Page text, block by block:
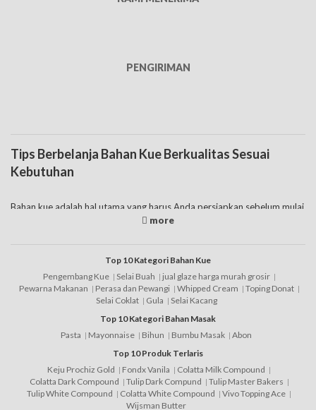
PENGIRIMAN
Tips Berbelanja Bahan Kue Berkualitas Sesuai
Kebutuhan
Bahan kue adalah hal utama yang harus Anda persiapkan sebelum mulai
eksekusi pembuatannya. Pada dasarnya seperti yang diketahui
produk impor, bahan kue murahmerklokal sampai dengan bahan kue
dengan kebutuhan.
Namun juga harus diketahui bahwa tak semua toko menjual secara
eceran. Banyak diantaranya yang jual bahan kue grosir, sehingga harus
dicek terlebih dahulu sebelum membelinya. Berbicara mengenai harga
bahan kue murah, namun juga ada yang menawarkan harga cukup
mahal, tergantung dari merknya. Adapun beberapa tipsnya bagi Anda
dalam berbelanja produk tersebut, yaitu:
Top 10 Kategori Bahan Kue
Pengembang Kue
Selai Buah
jual glaze harga murah grosir
Pewarna Makanan
Perasa dan Pewangi Whipped Cream
Toping Donat
Selai Coklat
Gula
Selai Kacang
Top 10 Kategori Bahan Masak
Pasta
Mayonnaise Bihun Bumbu Masak
Abon
Top 10 Produk Terlaris
Keju Prochiz Gold
Fondx Vanila
Colatta Milk Compound
Colatta Dark Compound
Tulip Dark Compund
Tulip Master Bakers
Tulip White Compound
Colatta White Compound
Vivo Topping Ace
Wijsman Butter